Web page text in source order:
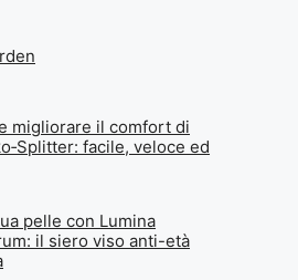
migliorare il comfort di
facile, veloce ed
pelle con Lumina
il siero viso anti-età